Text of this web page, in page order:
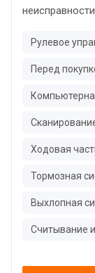
Рулевое
Перед
Ходовая
Тормозная
Выхлопная
Считывание